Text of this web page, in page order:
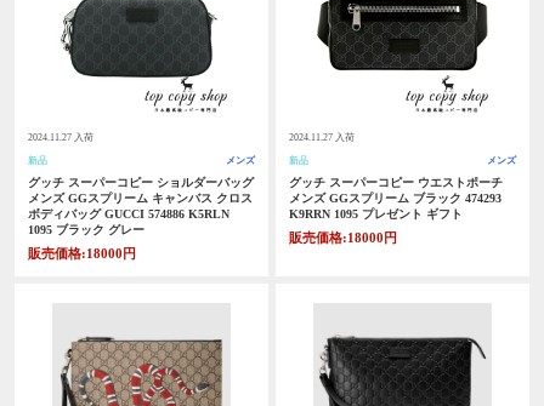
2024.11.27 入荷
新品 メンズ
グッチ スーパーコピー ショルダーバッグ
メンズ GGスプリーム キャンバス クロス
ボディバッグ GUCCI 574886 K5RLN
1095 ブラック グレー
販売価格:18000円
2024.11.27 入荷
新品 メンズ
グッチ スーパーコピー ウエストポーチ
メンズ GGスプリーム ブラック 474293
K9RRN 1095 プレゼント ギフト
販売価格:18000円